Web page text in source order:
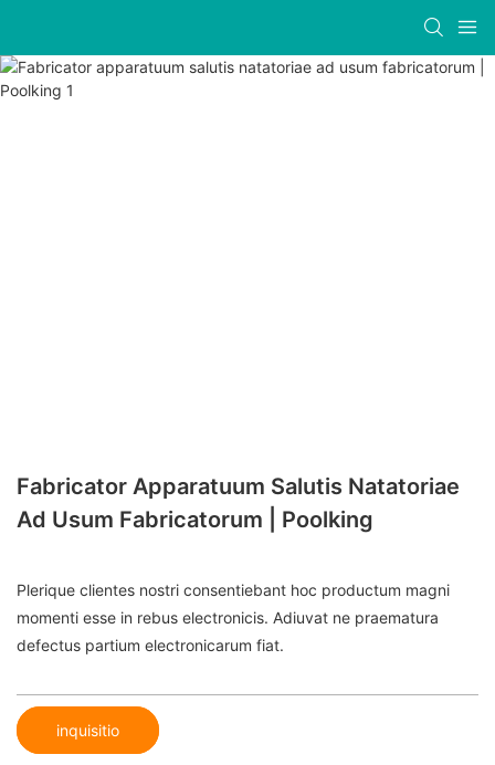
Fabricator Apparatuum Salutis Natatoriae
Ad Usum Fabricatorum | Poolking
Plerique clientes nostri consentiebant hoc productum magni
momenti esse in rebus electronicis. Adiuvat ne praematura
defectus partium electronicarum fiat.
inquisitio